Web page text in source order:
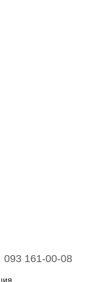
093 161-00-08